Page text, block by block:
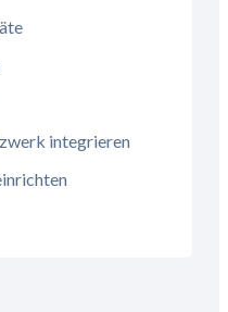
integrieren